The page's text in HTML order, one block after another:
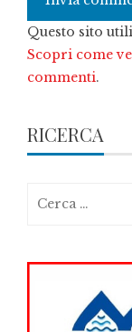
Questo sito
Scopri come
commenti.
RICERCA